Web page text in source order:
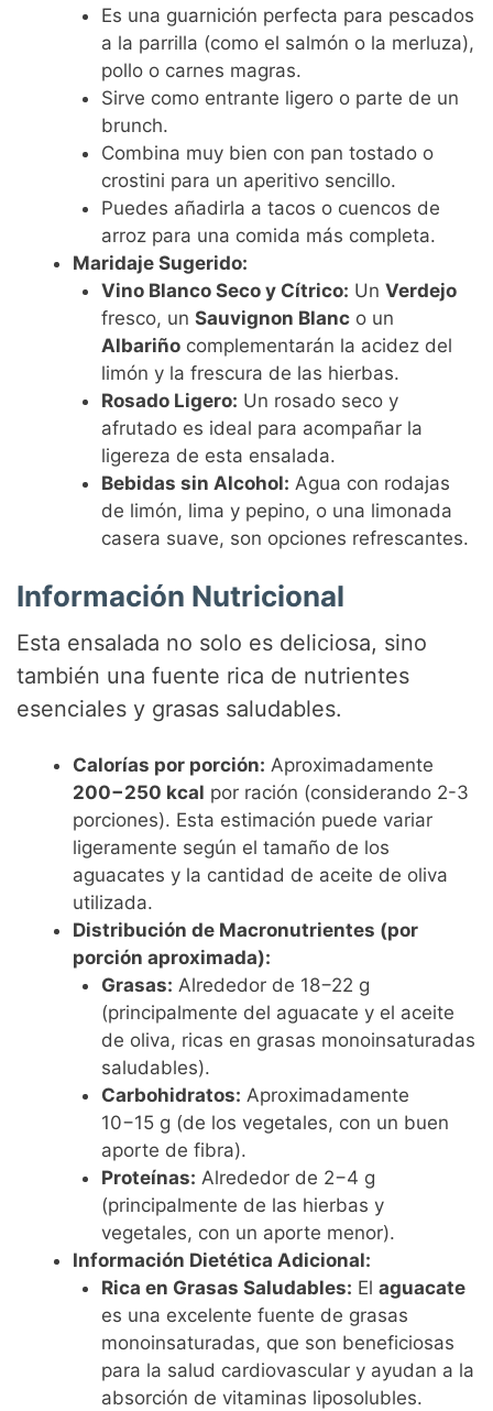
Es una guarnición perfecta para pescados
a la parrilla (como el salmón o la merluza),
pollo o carnes magras.
Sirve como entrante ligero o parte de un
brunch.
Combina muy bien con pan tostado o
crostini para un aperitivo sencillo.
Puedes añadirla a tacos o cuencos de
arroz para una comida más completa.
Maridaje Sugerido:
Vino Blanco Seco y Cítrico: Un Verdejo
fresco, un Sauvignon Blanco un
Albariñocomplementarán la acidez del
limón y la frescura de las hierbas.
Rosado Ligero: Un rosado seco y
afrutado es ideal para acompañar la
ligereza de esta ensalada.
Bebidas sin Alcohol: Agua con rodajas
de limón, lima y pepino, o una limonada
casera suave, son opciones refrescantes.
Información Nutricional
Esta ensalada no solo es deliciosa, sino
también una fuente rica de nutrientes
esenciales y grasas saludables.
Calorías por porción: Aproximadamente
200−250 kcal por ración (considerando 2-3
porciones). Esta estimación puede variar
ligeramente según el tamaño de los
aguacates y la cantidad de aceite de oliva
utilizada.
Distribución de Macronutrientes (por
porción aproximada):
Grasas: Alrededor de 18−22 g
(principalmente del aguacate y el aceite
de oliva, ricas en grasas monoinsaturadas
saludables).
Carbohidratos: Aproximadamente
10−15 g (de los vegetales, con un buen
aporte de fibra).
Proteínas: Alrededor de 2−4 g
(principalmente de las hierbas y
vegetales, con un aporte menor).
Información Dietética Adicional:
Rica en Grasas Saludables: El aguacate
es una excelente fuente de grasas
monoinsaturadas, que son beneficiosas
para la salud cardiovascular y ayudan a la
absorción de vitaminas liposolubles.